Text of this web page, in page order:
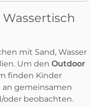
mit Sand, Wasser
Um den Outdoor
finden Kinder
gemeinsamen
beobachten.